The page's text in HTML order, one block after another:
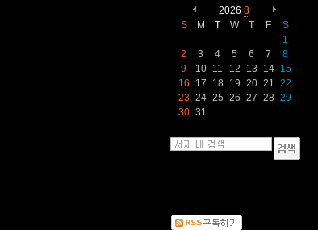
2026 8
S
M T W T F
S
1
2
3 4 5 6 7
8
9
10 11 12 13 14
15
16
17 18 19 20 21 22
23 24 25 26 27 28 29
30 31